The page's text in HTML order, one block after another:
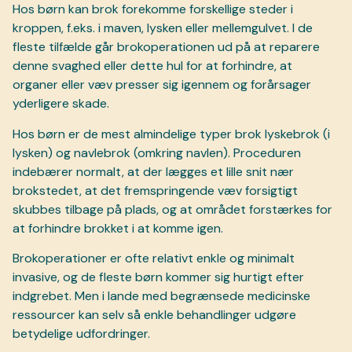
Hos børn kan brok forekomme forskellige steder i
kroppen, f.eks. i maven, lysken eller mellemgulvet. I de
fleste tilfælde går brokoperationen ud på at reparere
denne svaghed eller dette hul for at forhindre, at
organer eller væv presser sig igennem og forårsager
yderligere skade.
Hos børn er de mest almindelige typer brok lyskebrok (i
lysken) og navlebrok (omkring navlen). Proceduren
indebærer normalt, at der lægges et lille snit nær
brokstedet, at det fremspringende væv forsigtigt
skubbes tilbage på plads, og at området forstærkes for
at forhindre brokket i at komme igen.
Brokoperationer er ofte relativt enkle og minimalt
invasive, og de fleste børn kommer sig hurtigt efter
indgrebet. Men i lande med begrænsede medicinske
ressourcer kan selv så enkle behandlinger udgøre
betydelige udfordringer.